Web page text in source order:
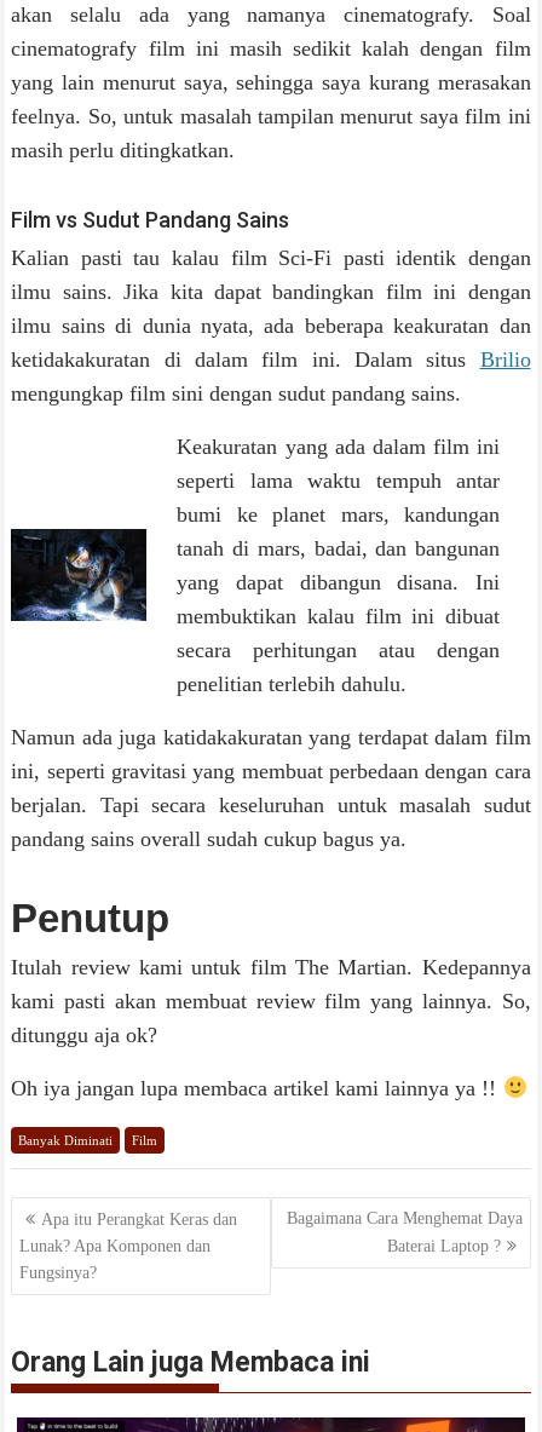
akan selalu ada yang namanya cinematografy. Soal
cinematografy film ini masih sedikit kalah dengan film
yang lain menurut saya, sehingga saya kurang merasakan
feelnya. So, untuk masalah tampilan menurut saya film ini
masih perlu ditingkatkan.
Film vs Sudut Pandang Sains
Kalian pasti tau kalau film Sci-Fi pasti identik dengan
ilmu sains. Jika kita dapat bandingkan film ini dengan
ilmu sains di dunia nyata, ada beberapa keakuratan dan
ketidakakuratan di dalam film ini. Dalam situs Brilio
mengungkap film sini dengan sudut pandang sains.
Keakuratan yang ada dalam film ini
seperti lama waktu tempuh antar
bumi ke planet mars, kandungan
tanah di mars, badai, dan bangunan
yang dapat dibangun disana. Ini
membuktikan kalau film ini dibuat
secara perhitungan atau dengan
penelitian terlebih dahulu.
Namun ada juga katidakakuratan yang terdapat dalam film
ini, seperti gravitasi yang membuat perbedaan dengan cara
berjalan. Tapi secara keseluruhan untuk masalah sudut
pandang sains overall sudah cukup bagus ya.
Penutup
Itulah review kami untuk film The Martian. Kedepannya
kami pasti akan membuat review film yang lainnya. So,
ditunggu aja ok?
Oh iya jangan lupa membaca artikel kami lainnya ya !!
Banyak Diminati Film
Navigasi
pos
Apa itu Perangkat Keras dan
Lunak? Apa Komponen dan
Fungsinya?
Bagaimana Cara Menghemat Daya
Baterai Laptop ?
Orang Lain juga Membaca ini